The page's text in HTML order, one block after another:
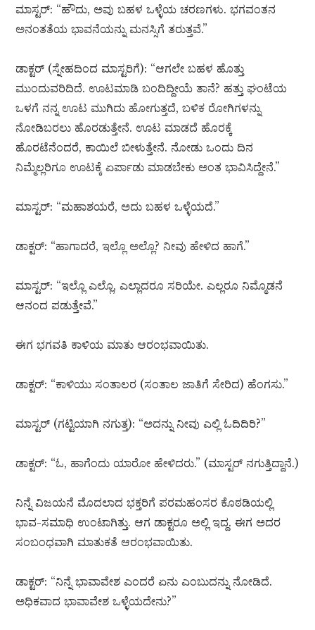
ಮಾಸ್ಟರ್: “ಹೌದು, ಅವು ಬಹಳ ಒಳ್ಳೆಯ ಚರಣಗಳು. ಭಗವಂತನ
ಅನಂತತೆಯ ಭಾವನೆಯನ್ನು ಮನಸ್ಸಿಗೆ ತರುತ್ತವೆ.”
ಡಾಕ್ಟರ್ (ಸ್ನೇಹದಿಂದ ಮಾಸ್ಟರಿಗೆ): “ಆಗಲೇ ಬಹಳ ಹೊತ್ತು
ಮುಂದುವರಿದಿದೆ. ಊಟಮಾಡಿ ಬಂದಿದ್ದೀಯೆ ತಾನೆ? ಹತ್ತು ಘಂಟೆಯ
ಒಳಗೆ ನನ್ನ ಊಟ ಮುಗಿದು ಹೋಗುತ್ತದೆ, ಬಳಿಕ ರೋಗಿಗಳನ್ನು
ನೋಡಿಬರಲು ಹೊರಡುತ್ತೇನೆ. ಊಟ ಮಾಡದೆ ಹೊರಕ್ಕೆ
ಹೊರಟೆನೆಂದರೆ, ಕಾಯಿಲೆ ಬೀಳುತ್ತೇನೆ. ನೋಡು ಒಂದು ದಿನ
ನಿಮ್ಮೆಲ್ಲರಿಗೂ ಊಟಕ್ಕೆ ಏರ್ಪಾಡು ಮಾಡಬೇಕು ಅಂತ ಭಾವಿಸಿದ್ದೇನೆ.”
ಮಾಸ್ಟರ್: “ಮಹಾಶಯರೆ, ಅದು ಬಹಳ ಒಳ್ಳೆಯದೆ.”
ಡಾಕ್ಟರ್: “ಹಾಗಾದರೆ, ಇಲ್ಲೊ ಅಲ್ಲೊ? ನೀವು ಹೇಳಿದ ಹಾಗೆ.”
ಮಾಸ್ಟರ್: “ಇಲ್ಲೊ ಎಲ್ಲೊ, ಎಲ್ಲಾದರೂ ಸರಿಯೇ. ಎಲ್ಲರೂ ನಿಮ್ಮೊಡನೆ
ಆನಂದ ಪಡುತ್ತೇವೆ.”
ಈಗ ಭಗವತಿ ಕಾಳಿಯ ಮಾತು ಆರಂಭವಾಯಿತು.
ಡಾಕ್ಟರ್: “ಕಾಳಿಯು ಸಂತಾಲರ (ಸಂತಾಲ ಜಾತಿಗೆ ಸೇರಿದ) ಹೆಂಗಸು.”
ಮಾಸ್ಟರ್ (ಗಟ್ಟಿಯಾಗಿ ನಗುತ್ತ): “ಅದನ್ನು ನೀವು ಎಲ್ಲಿ ಓದಿದಿರಿ?”
ಡಾಕ್ಟರ್: “ಓ, ಹಾಗೆಂದು ಯಾರೋ ಹೇಳಿದರು.” (ಮಾಸ್ಟರ್ ನಗುತ್ತಿದ್ದಾನೆ.)
ನಿನ್ನೆ ವಿಜಯನೆ ಮೊದಲಾದ ಭಕ್ತರಿಗೆ ಪರಮಹಂಸರ ಕೊಠಡಿಯಲ್ಲಿ
ಭಾವ-ಸಮಾಧಿ ಉಂಟಾಗಿತ್ತು. ಆಗ ಡಾಕ್ಟರೂ ಅಲ್ಲಿ ಇದ್ದ. ಈಗ ಅದರ
ಸಂಬಂಧವಾಗಿ ಮಾತುಕತೆ ಆರಂಭವಾಯಿತು.
ಡಾಕ್ಟರ್: “ನಿನ್ನೆ ಭಾವಾವೇಶ ಎಂದರೆ ಏನು ಎಂಬುದನ್ನು ನೋಡಿದೆ.
ಅಧಿಕವಾದ ಭಾವಾವೇಶ ಒಳ್ಳೆಯದೇನು?”